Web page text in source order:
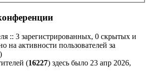
:: 3 зарегистрированных, 0 скрытых и
на активности пользователей за
(16227) здесь было 23 апр 2026,